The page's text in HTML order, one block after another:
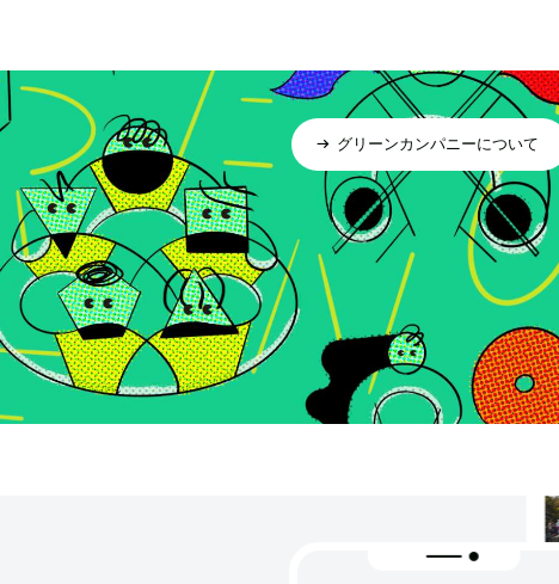
グリーンカンパニーについて